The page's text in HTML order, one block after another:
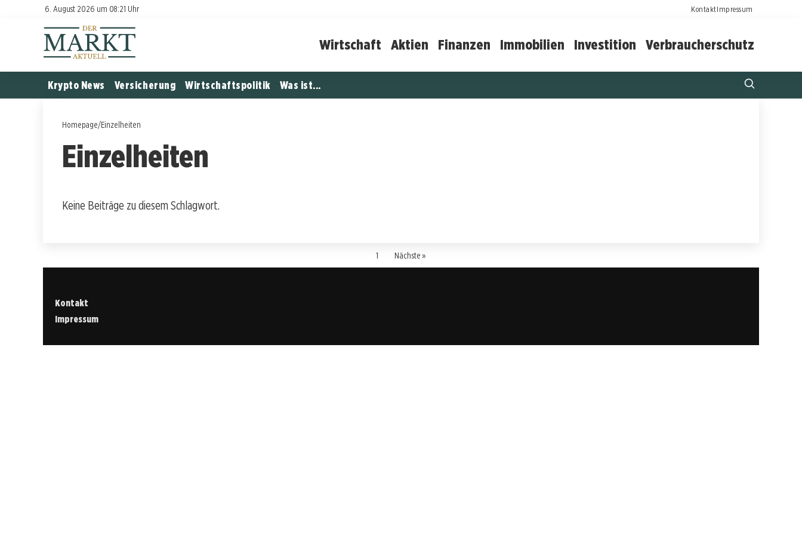
6. August 2026 um 08:21 Uhr KontaktImpressum
Wirtschaft Aktien Finanzen Immobilien Investition Verbraucherschutz
Krypto News Versicherung Wirtschaftspolitik Was ist...
Homepage/Einzelheiten
Einzelheiten
Keine Beiträge zu diesem Schlagwort.
1 Nächste »
Kontakt
Impressum